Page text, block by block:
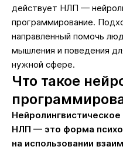
действует НЛП —
программирование.
направленный помочь
мышления и поведения
нужной сфере.
Что такое
НЛП — это форма
на использовании